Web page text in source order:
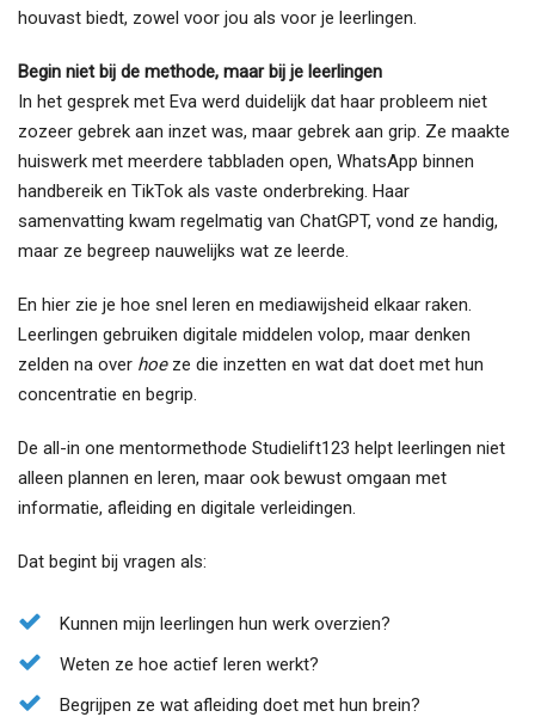
houvast biedt, zowel voor jou als voor je leerlingen.
Begin niet bij de methode, maar bij je leerlingen
In het gesprek met Eva werd duidelijk dat haar probleem niet
zozeer gebrek aan inzet was, maar gebrek aan grip. Ze maakte
huiswerk met meerdere tabbladen open, WhatsApp binnen
handbereik en TikTok als vaste onderbreking. Haar
samenvatting kwam regelmatig van ChatGPT, vond ze handig,
maar ze begreep nauwelijks wat ze leerde.
En hier zie je hoe snel leren en mediawijsheid elkaar raken.
Leerlingen gebruiken digitale middelen volop, maar denken
zelden na over hoeze die inzetten en wat dat doet met hun
concentratie en begrip.
De all-in one mentormethode Studielift123 helpt leerlingen niet
alleen plannen en leren, maar ook bewust omgaan met
informatie, afleiding en digitale verleidingen.
Dat begint bij vragen als:
Kunnen mijn leerlingen hun werk overzien?
Weten ze hoe actief leren werkt?
Begrijpen ze wat afleiding doet met hun brein?